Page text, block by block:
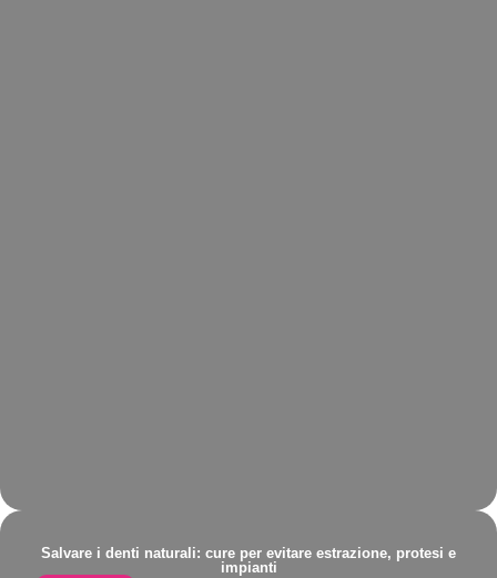
Salvare i denti naturali: cure per evitare estrazione, protesi e
impianti